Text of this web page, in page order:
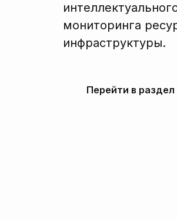
мониторинга
инфраструктуры.
Перейти в раздел